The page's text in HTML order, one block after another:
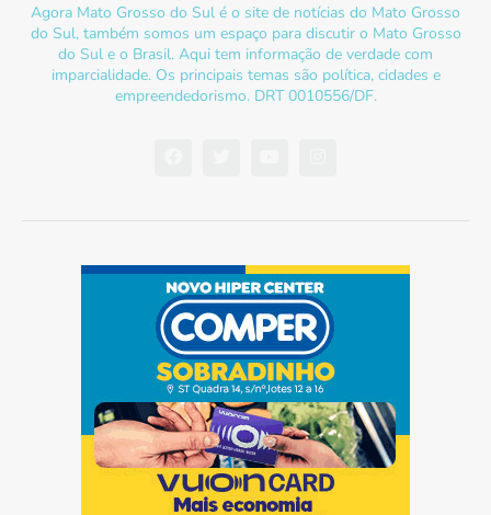
Agora Mato Grosso do Sul é o site de notícias do Mato Grosso
do Sul, também somos um espaço para discutir o Mato Grosso
do Sul e o Brasil. Aqui tem informação de verdade com
imparcialidade. Os principais temas são política, cidades e
empreendedorismo. DRT 0010556/DF.